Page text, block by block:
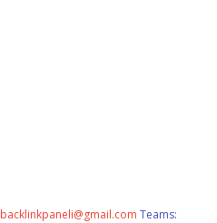
backlinkpaneli@gmail.com Teams: